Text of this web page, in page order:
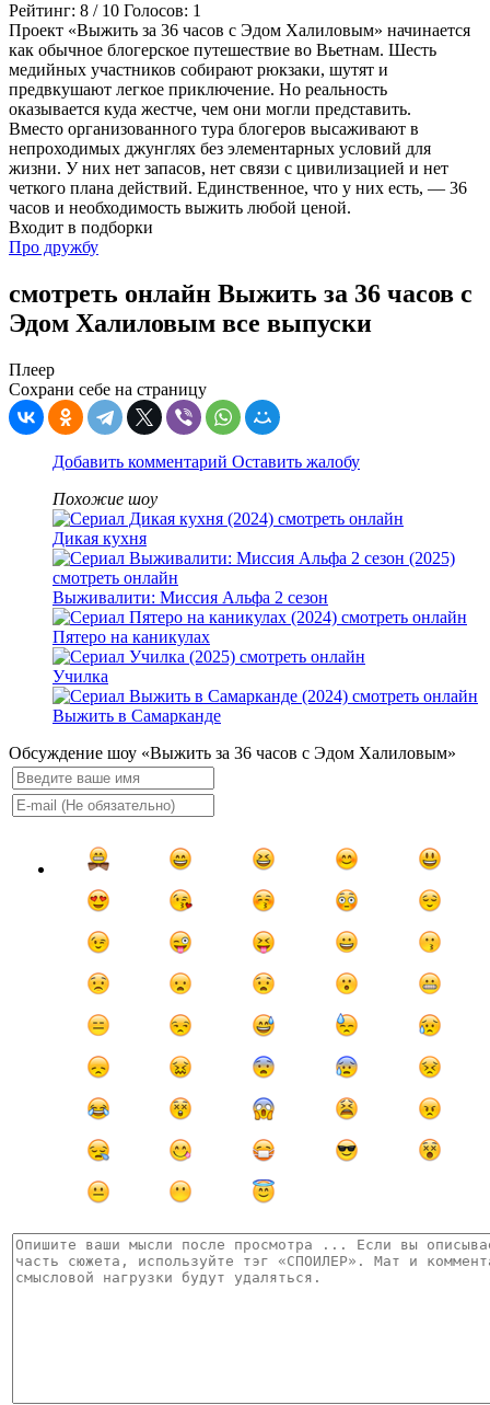
Рейтинг: 8 / 10 Голосов: 1
Проект «Выжить за 36 часов с Эдом Халиловым» начинается
как обычное блогерское путешествие во Вьетнам. Шесть
медийных участников собирают рюкзаки, шутят и
предвкушают легкое приключение. Но реальность
оказывается куда жестче, чем они могли представить.
Вместо организованного тура блогеров высаживают в
непроходимых джунглях без элементарных условий для
жизни. У них нет запасов, нет связи с цивилизацией и нет
четкого плана действий. Единственное, что у них есть, — 36
часов и необходимость выжить любой ценой.
Входит в подборки
Про дружбу
смотреть онлайн Выжить за 36 часов с
Эдом Халиловым все выпуски
Плеер
Сохрани себе на страницу
Добавить комментарий Оставить жалобу
Похожие шоу
Дикая кухня
Выживалити: Миссия Альфа 2 сезон
Пятеро на каникулах
Училка
Выжить в Самарканде
Обсуждение шоу «Выжить за 36 часов с Эдом Халиловым»